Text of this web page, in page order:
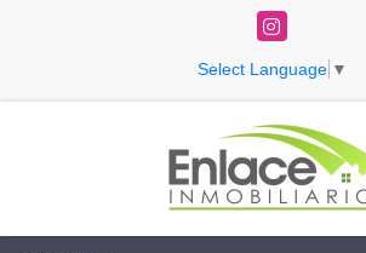
Instagram
Select Language ▼